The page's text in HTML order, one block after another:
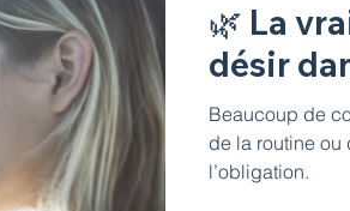
Séminaire pour couples Sandra
🌿 La
désir
Beaucoup de
de la routine ou
l’obligation.